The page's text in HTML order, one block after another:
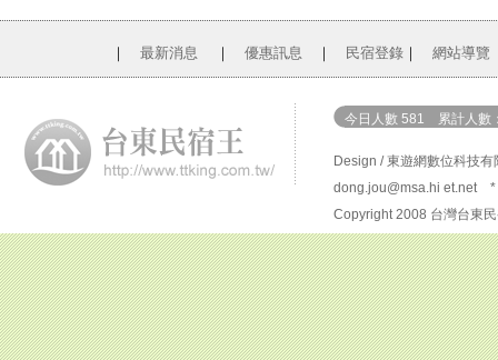
｜ 最新消息 ｜ 優惠訊息 ｜ 民宿登錄 ｜ 網站導覽
今日人數 581 累計人數
Design /東遊網數位科技有
dong.jou@msa.hi et.net*
Copyright 2008 台灣台東